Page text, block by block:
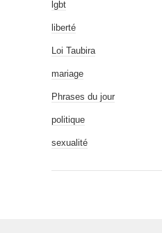
lgbt
liberté
Loi Taubira
mariage
Phrases du jour
politique
sexualité